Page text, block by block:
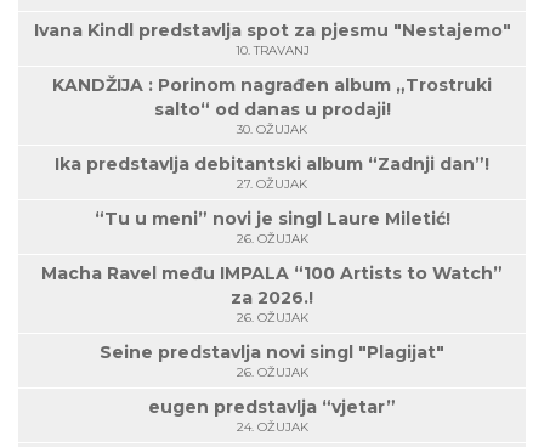
Ivana Kindl predstavlja spot za pjesmu "Nestajemo"
10. TRAVANJ
KANDŽIJA : Porinom nagrađen album „Trostruki
salto“ od danas u prodaji!
30. OŽUJAK
Ika predstavlja debitantski album “Zadnji dan”!
27. OŽUJAK
“Tu u meni” novi je singl Laure Miletić!
26. OŽUJAK
Macha Ravel među IMPALA “100 Artists to Watch”
za 2026.!
26. OŽUJAK
Seine predstavlja novi singl "Plagijat"
26. OŽUJAK
eugen predstavlja “vjetar”
24. OŽUJAK